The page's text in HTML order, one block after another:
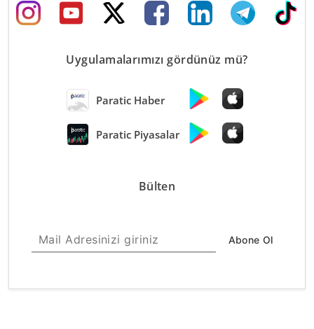
Uygulamalarımızı gördünüz mü?
Paratic Haber
Paratic Piyasalar
Bülten
Abone Ol